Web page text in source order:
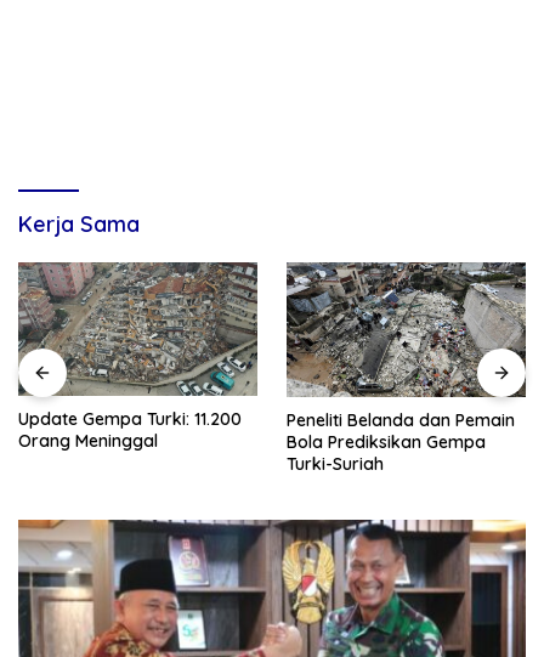
Kerja Sama
Update Gempa Turki: 11.200
Orang Meninggal
Peneliti Belanda dan Pemain
Bola Prediksikan Gempa
Turki-Suriah